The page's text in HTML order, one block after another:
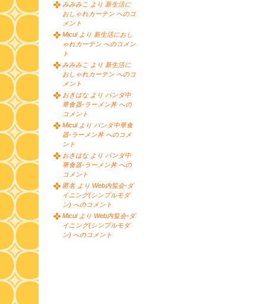
みみみこ より 新生活に
おしゃれカーテン へのコ
メント
Micul より 新生活におし
ゃれカーテン へのコメン
ト
みみみこ より 新生活に
おしゃれカーテン へのコ
メント
おきはな より パンダ中
華食器-ラーメン丼 への
コメント
Micul より パンダ中華食
器-ラーメン丼 へのコメ
ント
おきはな より パンダ中
華食器-ラーメン丼 への
コメント
匿名 より Web内覧会-ダ
イニング(シンプルモダ
ン) へのコメント
Micul より Web内覧会-ダ
イニング(シンプルモダ
ン) へのコメント